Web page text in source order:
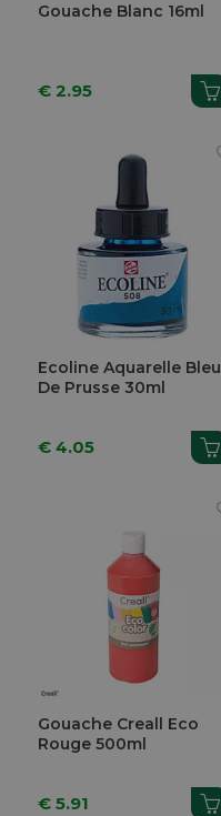
Gouache Blanc 16ml
€ 2.95
Ecoline Aquarelle Bleu
De Prusse 30ml
€ 4.05
Gouache Creall Eco
Rouge 500ml
€ 5.91